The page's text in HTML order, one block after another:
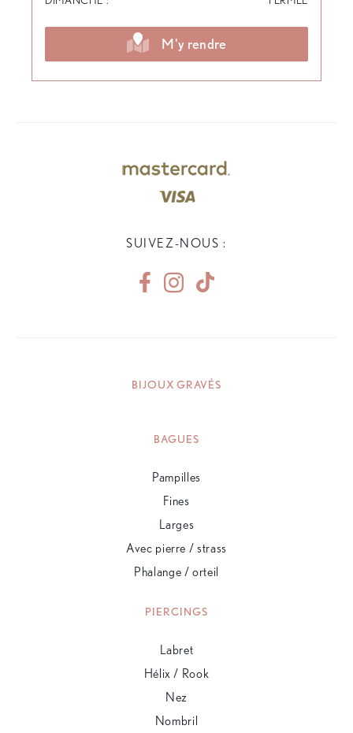
M'y rendre
SUIVEZ-NOUS :
BIJOUX GRAVÉS
BAGUES
Pampilles
Fines
Larges
Avec pierre / strass
Phalange / orteil
PIERCINGS
Labret
Hélix / Rook
Nez
Nombril